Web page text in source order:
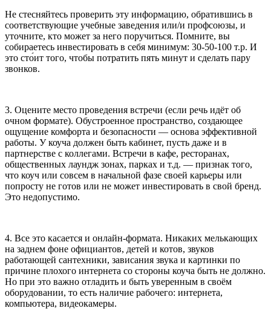
Не стесняйтесь проверить эту информацию, обратившись в
соответствующие учебные заведения или/и профсоюзы, и
уточните, кто может за него поручиться. Помните, вы
собираетесь инвестировать в себя минимум: 30-50-100 т.р. И
это сто́ит того, чтобы потратить пять минут и сделать пару
звонков.
3. Оцените место проведения встречи (если речь идёт об
очном формате). Обустроенное пространство, создающее
ощущение комфорта и безопасности — основа эффективной
работы. У коуча должен быть кабинет, пусть даже и в
партнерстве с коллегами. Встречи в кафе, ресторанах,
общественных лаундж зонах, парках и т.д. — признак того,
что коуч или совсем в начальной фазе своей карьеры или
попросту не готов или не может инвестировать в свой бренд.
Это недопустимо.
4. Все это касается и онлайн-формата. Никаких мелькающих
на заднем фоне официантов, детей и котов, звуков
работающей сантехники, зависания звука и картинки по
причине плохого интернета со стороны коуча быть не должно.
Но при это важно отладить и быть уверенным в своём
оборудовании, то есть наличие рабочего: интернета,
компьютера, видеокамеры.